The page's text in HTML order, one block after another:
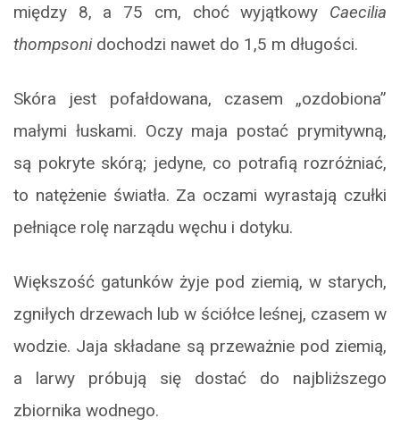
między 8, a 75 cm, choć wyjątkowy Caecilia
thompsonidochodzi nawet do 1,5 m długości.
Skóra jest pofałdowana, czasem „ozdobiona”
małymi łuskami. Oczy maja postać prymitywną,
są pokryte skórą; jedyne, co potrafią rozróżniać,
to natężenie światła. Za oczami wyrastają czułki
pełniące rolę narządu węchu i dotyku.
Większość gatunków żyje pod ziemią, w starych,
zgniłych drzewach lub w ściółce leśnej, czasem w
wodzie. Jaja składane są przeważnie pod ziemią,
a larwy próbują się dostać do najbliższego
zbiornika wodnego.